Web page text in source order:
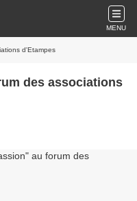
MENU
d'Etampes
des associations